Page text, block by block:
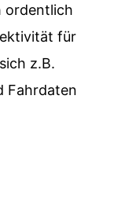
ordentlich
für
z.B.
Fahrdaten